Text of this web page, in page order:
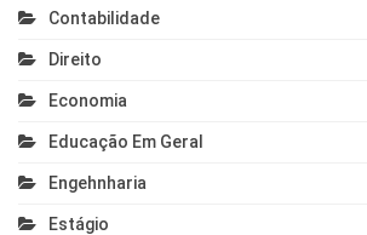
Contabilidade
Direito
Economia
Educação Em Geral
Engehnharia
Estágio